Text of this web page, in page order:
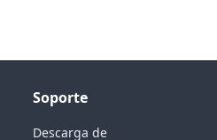
Soporte
Descarga de